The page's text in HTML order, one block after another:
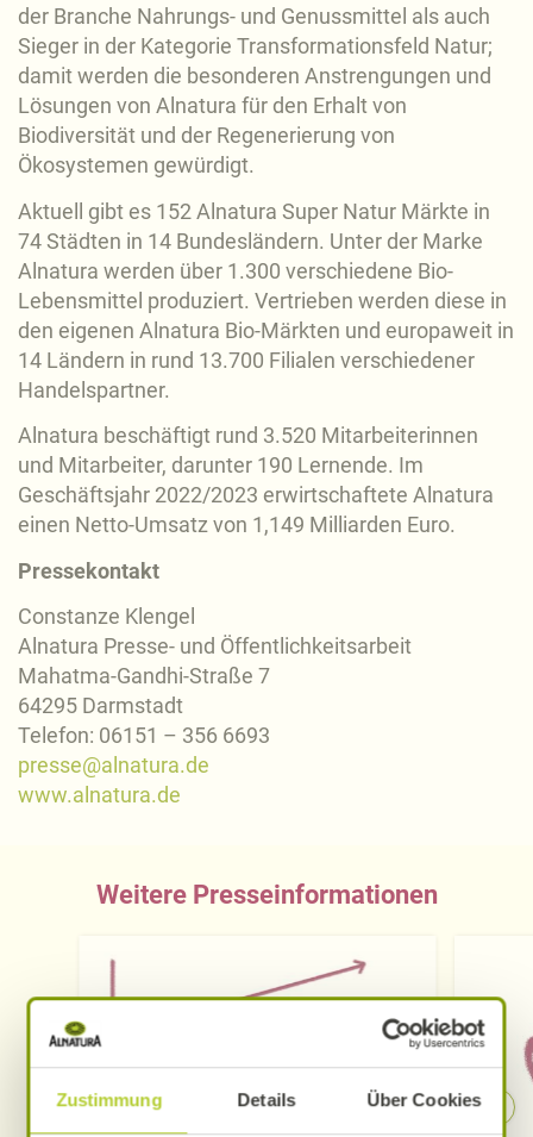
Zustimmung Details Über Cookies
der Branche Nahrungs- und Genussmittel als auch
Sieger in der Kategorie Transformationsfeld Natur;
damit werden die besonderen Anstrengungen und
Lösungen von Alnatura für den Erhalt von
Biodiversität und der Regenerierung von
Ökosystemen gewürdigt.
Aktuell gibt es 152 Alnatura Super Natur Märkte in
74 Städten in 14 Bundesländern. Unter der Marke
Alnatura werden über 1.300 verschiedene Bio-
Lebensmittel produziert. Vertrieben werden diese in
den eigenen Alnatura Bio-Märkten und europaweit in
14 Ländern in rund 13.700 Filialen verschiedener
Handelspartner.
Alnatura beschäftigt rund 3.520 Mitarbeiterinnen
und Mitarbeiter, darunter 190 Lernende. Im
Geschäftsjahr 2022/2023 erwirtschaftete Alnatura
einen Netto-Umsatz von 1,149 Milliarden Euro.
Pressekontakt
Constanze Klengel
Alnatura Presse- und Öffentlichkeitsarbeit
Mahatma-Gandhi-Straße 7
64295 Darmstadt
Telefon: 06151 – 356 6693
presse@alnatura.de
www.alnatura.de
Weitere Presseinformationen